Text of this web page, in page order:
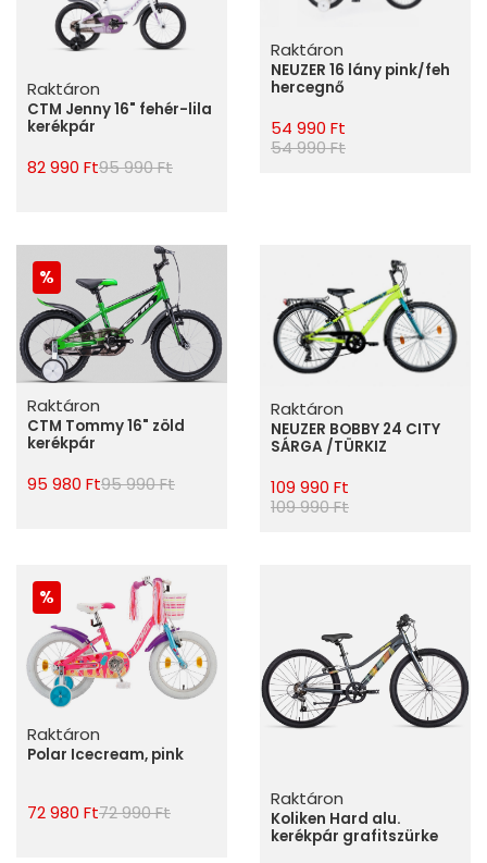
Raktáron
CTM Jenny 16" fehér-lila
kerékpár
82 990 Ft95 990 Ft
Raktáron
NEUZER 16 lány pink/feh
hercegnő
54 990 Ft
54 990 Ft
Raktáron
CTM Tommy 16" zöld
kerékpár
95 980 Ft95 990 Ft
Raktáron
NEUZER BOBBY 24 CITY
SÁRGA /TÜRKIZ
109 990 Ft
109 990 Ft
Raktáron
Polar Icecream, pink
72 980 Ft72 990 Ft
Raktáron
Koliken Hard alu.
kerékpár grafitszürke